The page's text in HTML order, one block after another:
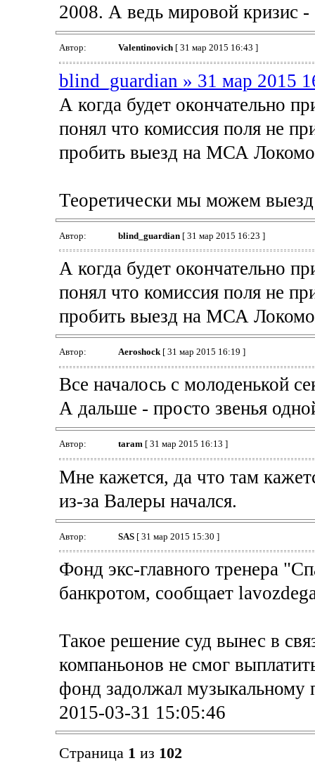
2008. А ведь мировой кризис -
Автор: Valentinovich[ 31 мар 2015 16:43 ]
blind_guardian » 31 мар 2015
А когда будет окончательно
понял что комиссия поля не
пробить выезд на МСА
Теоретически мы можем выезд
Автор: blind_guardian[ 31 мар 2015 16:23 ]
А когда будет окончательно
понял что комиссия поля не
пробить выезд на МСА
Автор: Aeroshock[ 31 мар 2015 16:19 ]
Все началось с молоденькой
А дальше - просто звенья
Автор: taram[ 31 мар 2015 16:13 ]
Мне кажется, да что там
из-за Валеры начался.
Автор: SAS[ 31 мар 2015 15:30 ]
Фонд экс-главного тренера
банкротом, сообщает
Такое решение суд вынес в
компаньонов не смог
фонд задолжал музыкальному
2015-03-31 15:05:46
Страница 1 из 102